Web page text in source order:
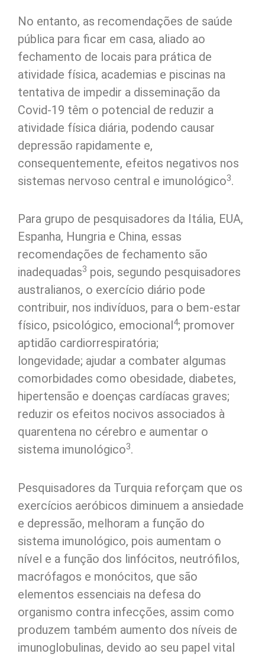
No entanto, as recomendações de saúde
pública para ficar em casa, aliado ao
fechamento de locais para prática de
atividade física, academias e piscinas na
tentativa de impedir a disseminação da
Covid-19 têm o potencial de reduzir a
atividade física diária, podendo causar
depressão rapidamente e,
consequentemente, efeitos negativos nos
sistemas nervoso central e imunológico3.
Para grupo de pesquisadores da Itália, EUA,
Espanha, Hungria e China, essas
recomendações de fechamento são
inadequadas3 pois, segundo pesquisadores
australianos, o exercício diário pode
contribuir, nos indivíduos, para o bem-estar
físico, psicológico, emocional 4; promover
aptidão cardiorrespiratória;
longevidade; ajudar a combater algumas
comorbidades como obesidade, diabetes,
hipertensão e doenças cardíacas graves;
reduzir os efeitos nocivos associados à
quarentena no cérebro e aumentar o
sistema imunológico3.
Pesquisadores da Turquia reforçam que os
exercícios aeróbicos diminuem a ansiedade
e depressão, melhoram a função do
sistema imunológico, pois aumentam o
nível e a função dos linfócitos, neutrófilos,
macrófagos e monócitos, que são
elementos essenciais na defesa do
organismo contra infecções, assim como
produzem também aumento dos níveis de
imunoglobulinas, devido ao seu papel vital